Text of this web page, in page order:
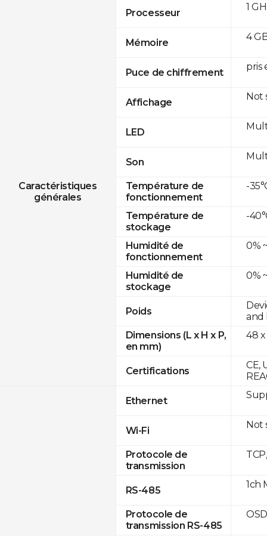
Caractéristiques
générales
Processeur
Mémoire
Puce de chiffrement
Affichage
LED
Son
Température de
fonctionnement
Température de
stockage
Humidité de
fonctionnement
Humidité de
stockage
Poids
Dimensions (L x H x P,
en mm)
Certifications
Ethernet
Wi-Fi
Protocole de
transmission
RS-485
Protocole de
transmission RS-485
1
4
pris
Not
-
-
0%
0%
and
48 x
CE,
Not
1ch